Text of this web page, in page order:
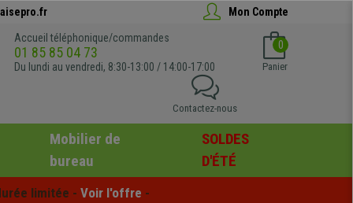
Mon Compte
Accueil téléphonique/commandes
01 85 85 04 73
Du lundi au vendredi, 8:30-13:00 / 14:00-17:00
0
Panier
Contactez-nous
Mobilier de
bureau
SOLDES
D'ÉTÉ
limitée - Voir l'offre -